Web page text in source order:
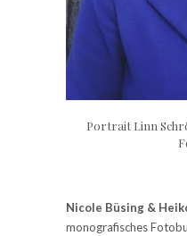
Portrait Linn
Nicole Büsing &
monografisches